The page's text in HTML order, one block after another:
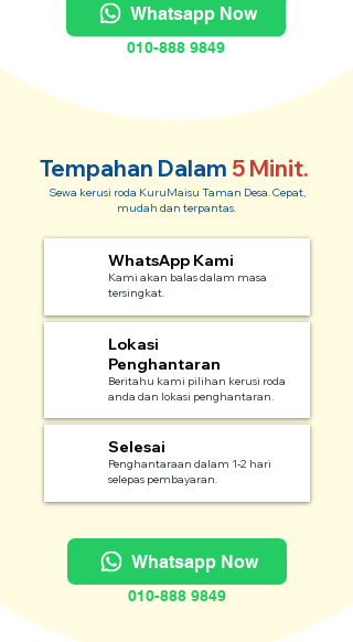
Whatsapp Now
010-888 9849
Tempahan Dalam 5 Minit.
Sewa kerusi roda KuruMaisu Taman Desa. Cepat,
mudah dan terpantas.
WhatsApp Kami
Kami akan balas dalam masa
tersingkat.
Lokasi
Penghantaran
Beritahu kami pilihan kerusi roda
anda dan lokasi penghantaran.
Selesai
Penghantaraan dalam 1-2 hari
selepas pembayaran.
Whatsapp Now
010-888 9849